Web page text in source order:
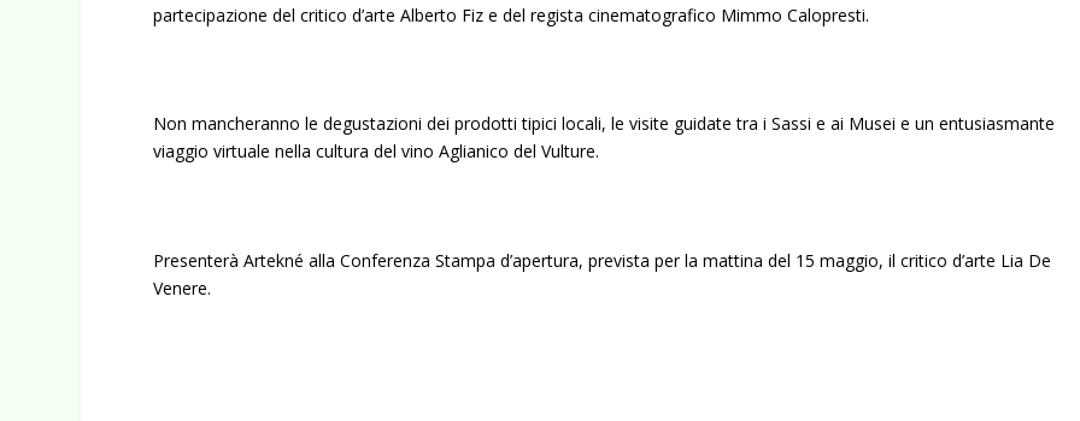
partecipazione del critico d’arte Alberto Fiz e del regista cinematografico Mimmo Calopresti.
Non mancheranno le degustazioni dei prodotti tipici locali, le visite guidate tra i Sassi e ai Musei e un entusiasmante
viaggio virtuale nella cultura del vino Aglianico del Vulture.
Presenterà Artekné alla Conferenza Stampa d’apertura, prevista per la mattina del 15 maggio, il critico d’arte Lia De
Venere.